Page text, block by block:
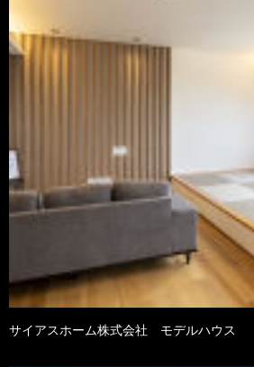
サイアスホーム株式会社 モデルハウス